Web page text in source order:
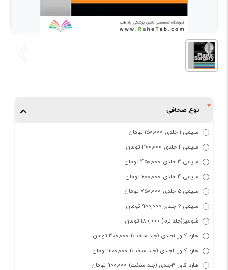
نوع صحافی
سیمی 1 جلدی 150,000 تومان
سیمی 2 جلدی 300,000 تومان
سیمی 3 جلدی 450,000 تومان
سیمی 4 جلدی 600,000 تومان
سیمی 5 جلدی 750,000 تومان
سیمی 6 جلدی 900,000 تومان
شومیز(جلد نرم) 180,000 تومان
هارد کاور 1جلدی (جلد سخت) 300,000 تومان
هارد کاور 2جلدی (جلد سخت) 600,000 تومان
هارد کاور 3جلدی (جلد سخت) 900,000 تومان